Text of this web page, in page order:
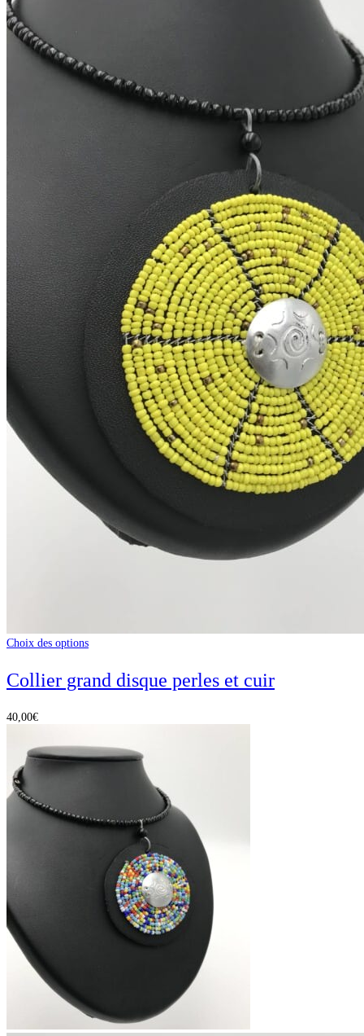
Choix des options
Collier grand disque perles et cuir
40,00€